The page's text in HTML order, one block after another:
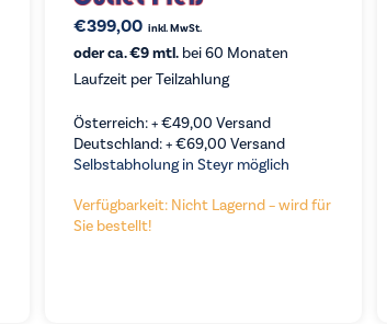
€399,00 inkl. MwSt.
oder ca. €9 mtl. bei 60 Monaten
Laufzeit per Teilzahlung
Österreich: +€49,00 Versand
Deutschland: +€69,00 Versand
Selbstabholung in Steyr möglich
Verfügbarkeit: Nicht Lagernd – wird für
Sie bestellt!